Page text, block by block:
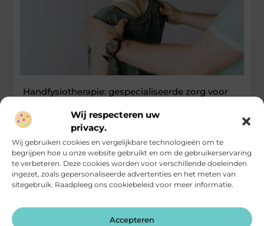
Wij respecteren uw
privacy.
Wij gebruiken cookies en vergelijkbare technologieën om te
begrijpen hoe u onze website gebruikt en om de gebruikerservaring
te verbeteren. Deze cookies worden voor verschillende doeleinden
ingezet, zoals gepersonaliseerde advertenties en het meten van
sitegebruik. Raadpleeg ons cookiebeleid voor meer informatie.
Accepteren
Handfysiotherapie: gespecialiseerde zorg voor
hand, pols en onderarm
Handfysiotherapie richt zich op het behandelen van klachten
en beperkingen aan de hand, pols en onderarm. Deze
klachten ontstaan vaak
...
Gezondheid